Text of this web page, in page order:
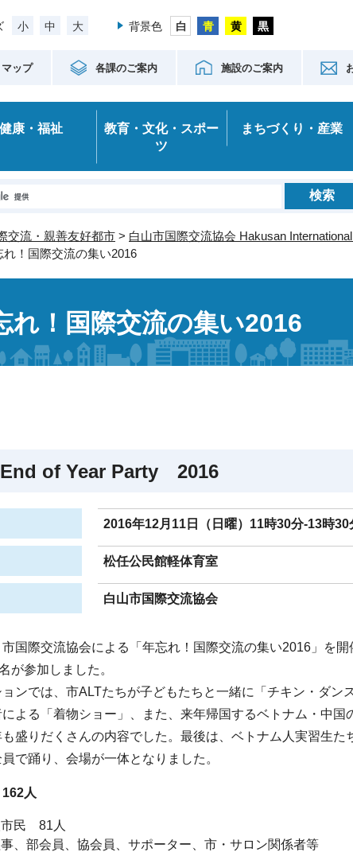
小 中 大 背景色
ップ 各課のご案内 施設のご案内
健康・福祉
教育・文化・スポー
ツ
まちづくり・産業
交流・親善友好都市 > 白山市国際交流協会 Hakusan
れ！国際交流の集い2016
れ！国際交流の集い2016
of Year Party 2016
2016年12月11日（日曜）11時30分-13時30
松任公民館軽体育室
白山市国際交流協会
国際交流協会による「年忘れ！国際交流の集い2016」を
が参加しました。
ンでは、市ALTたちが子どもたちと一緒に「チキン・ダン
による「着物ショー」、また、来年帰国するベトナム・中国
盛りだくさんの内容でした。最後は、ベトナム人実習生た
で踊り、会場が一体となりました。
人
市民 81人
、部会員、協会員、サポーター、市・サロン関係者等